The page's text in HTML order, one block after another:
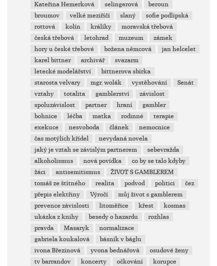
Kateřina Hemerková
selingerová
beroun
broumov
velké meziříčí slaný
sofie podlipská
rottová
kolín králíky
moravská třebová
česká třebová
letohrad muzeum
zámek
hory u české třebové
božena němcová
jan helcelet
karel bittner
archivář
svazarm
letecké modelářství
bittnerova sbírka
starosta velvary
mgr. wolák vystěhování
Senát
vztahy
totalita gamblerství
závislost
spoluzávislost
partner hraní
gambler
bohnice
léčba matka rodinné
terapie
exekuce
nesvoboda článek
nemocnice
čas motýlích křídel
nevydaná novela
jaký je vztah se závislým partnerem
sebevražda
alkoholismus
nová povídka
co by se talo kdyby
žáci
antisemitismus
ŽIVOT S GAMBLEREM
tomáš ze štítného
realita podvod politici
čez
přepis elektřiny
Výročí
můj život s gamblerem
prevence závislosti
litoměřice křest
kosmas
ukázka z knihy
besedy o hazardu
rozhlas
pravda
Masaryk
normalizace
gabriela koukalová
básník v báglu
ivona Březinová
yvona bednářová
osudové ženy
tv barrandov
koncerty očkování
korupce